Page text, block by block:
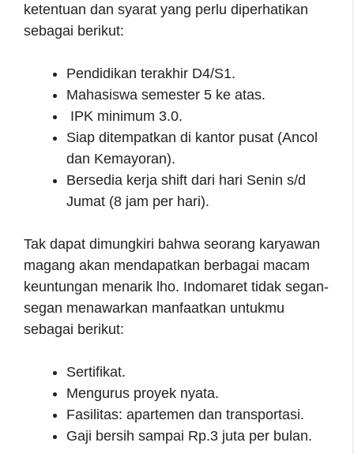
ketentuan dan syarat yang perlu diperhatikan
sebagai berikut:
Pendidikan terakhir D4/S1.
Mahasiswa semester 5 ke atas.
IPK minimum 3.0.
Siap ditempatkan di kantor pusat (Ancol
dan Kemayoran).
Bersedia kerja shift dari hari Senin s/d
Jumat (8 jam per hari).
Tak dapat dimungkiri bahwa seorang karyawan
magang akan mendapatkan berbagai macam
keuntungan menarik lho. Indomaret tidak segan-
segan menawarkan manfaatkan untukmu
sebagai berikut:
Sertifikat.
Mengurus proyek nyata.
Fasilitas: apartemen dan transportasi.
Gaji bersih sampai Rp.3 juta per bulan.